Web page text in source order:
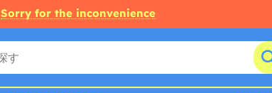
Sorry for the inconvenience